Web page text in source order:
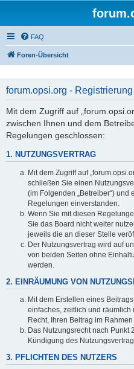
FAQ
Foren-Übersicht
forum.opsi.org - Registrierung
Mit dem Zugriff auf
zwischen Ihnen und dem
Regelungen geschlossen:
1. NUTZUNGSVERTRAG
Mit dem Zugriff auf
schließen Sie einen
(im Folgenden „Betreiber“)
Regelungen einverstanden.
Wenn Sie mit diesen
Sie das Board nicht weiter
jeweils die an dieser Stelle
Der Nutzungsvertrag wird auf
von beiden Seiten ohne
werden.
2. EINRÄUMUNG VON
Mit dem Erstellen eines
einfaches, zeitlich und
Recht, Ihren Beitrag im
Das Nutzungsrecht nach Punkt
Kündigung des
3. PFLICHTEN DES NUTZERS